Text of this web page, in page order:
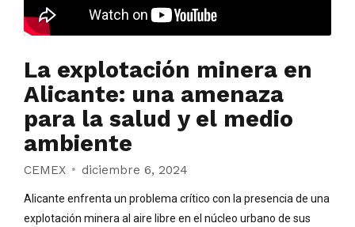
La explotación minera en
Alicante: una amenaza
para la salud y el medio
ambiente
CEMEX diciembre 6, 2024
Alicante enfrenta un problema crítico con la presencia de una
explotación minera al aire libre en el núcleo urbano de sus